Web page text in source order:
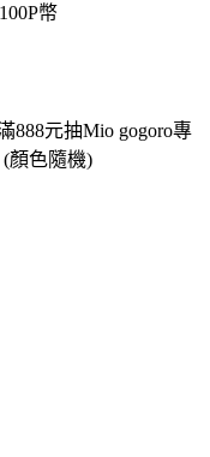
幣
888元抽Mio gogoro專
顏色隨機)